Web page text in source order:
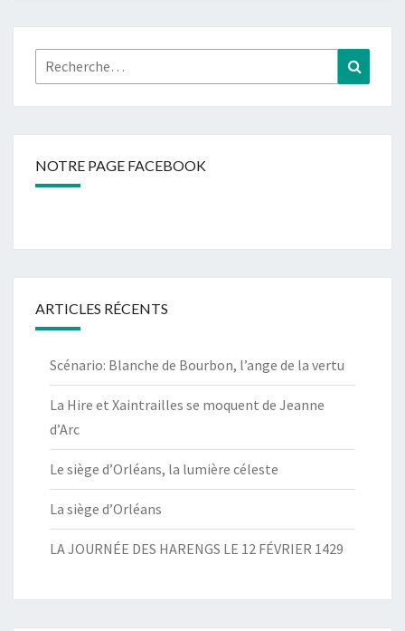
Rechercher :
NOTRE PAGE FACEBOOK
ARTICLES RÉCENTS
Scénario: Blanche de Bourbon, l’ange de la vertu
La Hire et Xaintrailles se moquent de Jeanne
d’Arc
Le siège d’Orléans, la lumière céleste
La siège d’Orléans
LA JOURNÉE DES HARENGS LE 12 FÉVRIER 1429